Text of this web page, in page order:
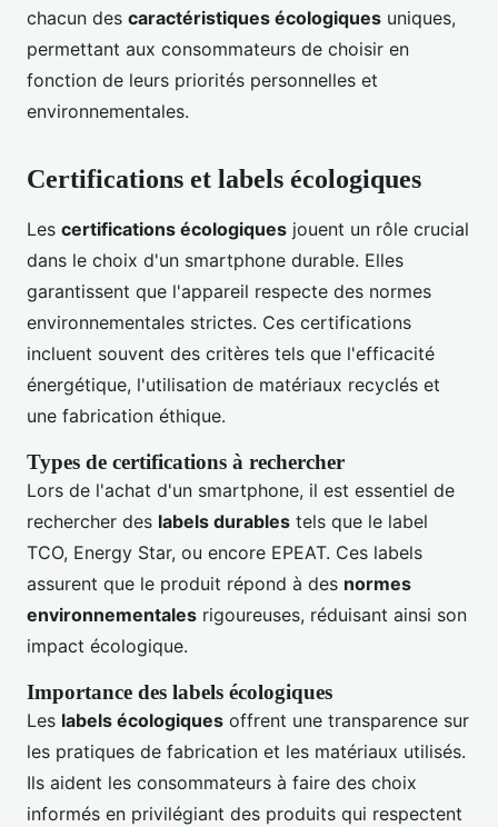
chacun des caractéristiques écologiques uniques,
permettant aux consommateurs de choisir en
fonction de leurs priorités personnelles et
environnementales.
Certifications et labels écologiques
Les certifications écologiques jouent un rôle crucial
dans le choix d'un smartphone durable. Elles
garantissent que l'appareil respecte des normes
environnementales strictes. Ces certifications
incluent souvent des critères tels que l'efficacité
énergétique, l'utilisation de matériaux recyclés et
une fabrication éthique.
Types de certifications à rechercher
Lors de l'achat d'un smartphone, il est essentiel de
rechercher des labels durables tels que le label
TCO, Energy Star, ou encore EPEAT. Ces labels
assurent que le produit répond à des normes
environnementales rigoureuses, réduisant ainsi son
impact écologique.
Importance des labels écologiques
Les labels écologiques offrent une transparence sur
les pratiques de fabrication et les matériaux utilisés.
Ils aident les consommateurs à faire des choix
informés en privilégiant des produits qui respectent